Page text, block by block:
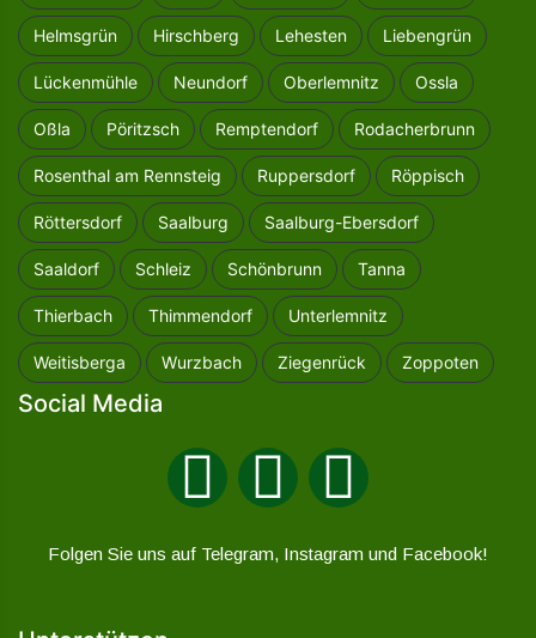
Helmsgrün Hirschberg Lehesten Liebengrün
Lückenmühle Neundorf Oberlemnitz Ossla
Oßla Pöritzsch Remptendorf Rodacherbrunn
Rosenthal am Rennsteig Ruppersdorf Röppisch
Röttersdorf Saalburg Saalburg-Ebersdorf
Saaldorf Schleiz Schönbrunn Tanna
Thierbach Thimmendorf Unterlemnitz
Weitisberga Wurzbach Ziegenrück Zoppoten
Social Media
Folgen Sie uns auf Telegram, Instagram und Facebook!